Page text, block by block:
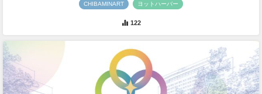
CHIBAMINART ヨットハーバー
122